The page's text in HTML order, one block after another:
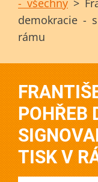
- všechny >
demokracie -
rámu
POHŘEB
TISK V